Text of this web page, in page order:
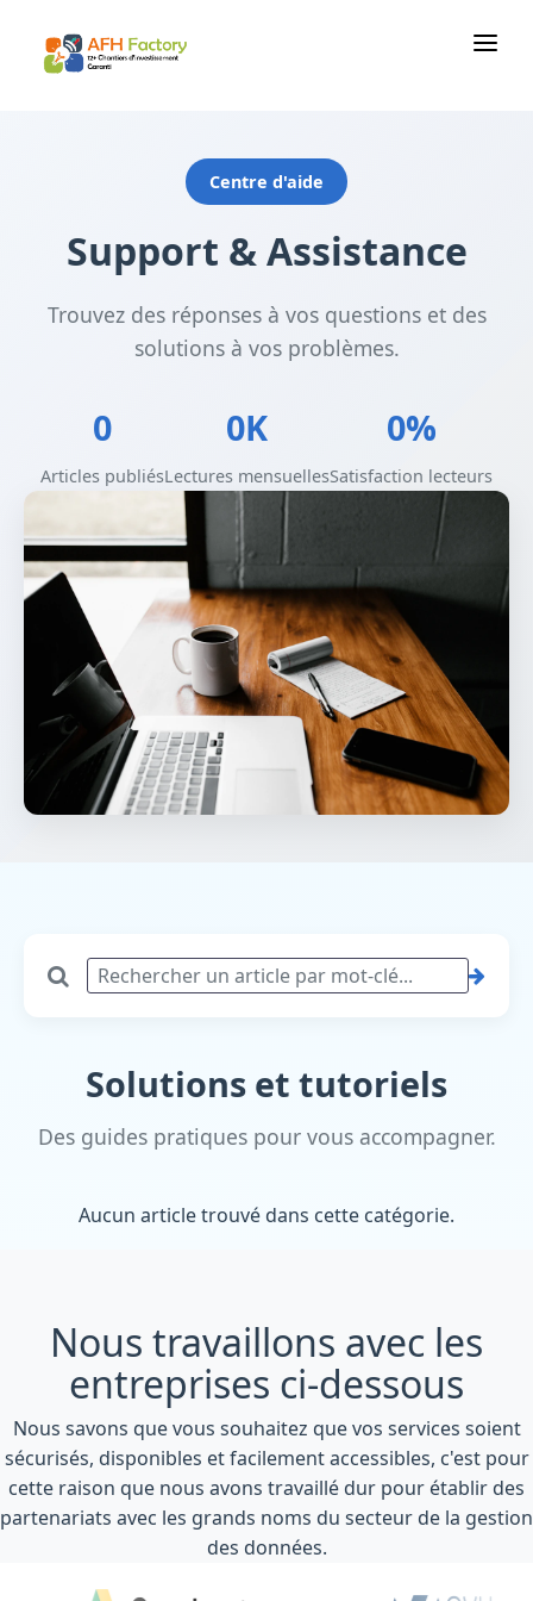
Centre d'aide
Support & Assistance
Trouvez des réponses à vos questions et des
solutions à vos problèmes.
0
Articles publiés
0K
Lectures mensuelles
0%
Satisfaction lecteurs
Solutions et tutoriels
Des guides pratiques pour vous accompagner.
Aucun article trouvé dans cette catégorie.
Nous travaillons avec les
entreprises ci-dessous
Nous savons que vous souhaitez que vos services soient
sécurisés, disponibles et facilement accessibles, c'est pour
cette raison que nous avons travaillé dur pour établir des
partenariats avec les grands noms du secteur de la gestion
des données.